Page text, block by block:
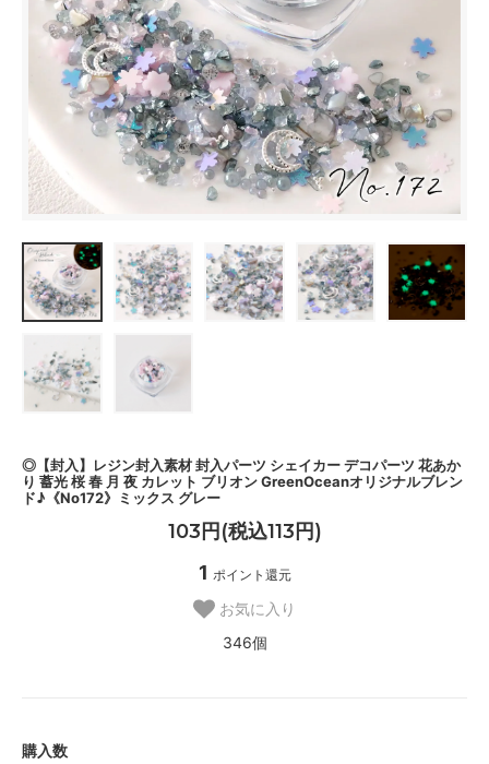
◎【封入】レジン封入素材 封入パーツ シェイカー デコパーツ 花あか
り 蓄光 桜 春 月 夜 カレット ブリオン GreenOceanオリジナルブレン
ド♪《No172》ミックス グレー
103円(税込113円)
1 ポイント還元
お気に入り
346個
購入数